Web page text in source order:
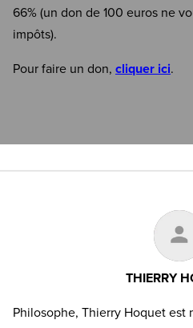
66% (un don de 100 euros ne
impôts).
Pour faire un don, cliquer ici.
THIERRY
Philosophe, Thierry Hoquet est